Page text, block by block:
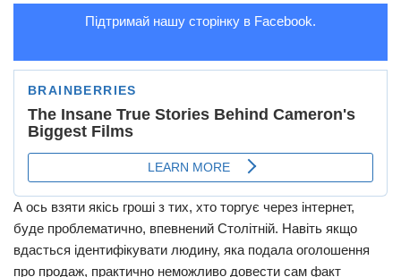
#Війна
Підтримай нашу сторінку в Facebook.
А ось взяти якісь гроші з тих, хто торгує через інтернет,
буде проблематично, впевнений Столітній. Навіть якщо
вдасться ідентифікувати людину, яка подала оголошення
про продаж, практично неможливо довести сам факт